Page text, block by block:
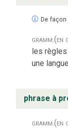
De
gramm.(en
les règles
une
phrase à
gramm.(en